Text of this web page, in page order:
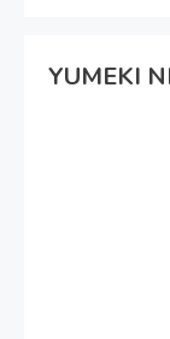
YUMEKI